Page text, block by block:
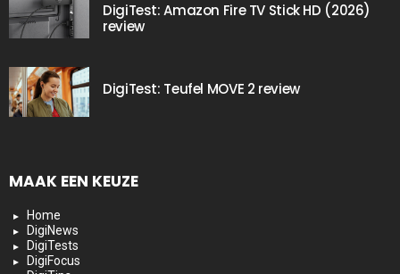
DigiTest: Amazon Fire TV Stick HD (2026)
review
DigiTest: Teufel MOVE 2 review
MAAK EEN KEUZE
Home
DigiNews
DigiTests
DigiFocus